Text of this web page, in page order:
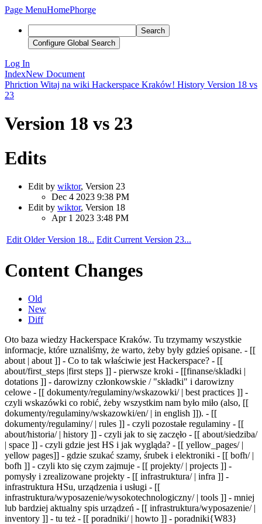
Page MenuHomePhorge
Search
Configure Global Search
Log In
IndexNew Document
Phriction Witaj na wiki Hackerspace Kraków! History Version 18 vs
23
Version 18 vs 23
Edits
Edit by wiktor, Version 23
Dec 4 2023 9:38 PM
Edit by wiktor, Version 18
Apr 1 2023 3:48 PM
Edit Older Version 18... Edit Current Version 23...
Content Changes
Old
New
Diff
Oto baza wiedzy Hackerspace Kraków. Tu trzymamy wszystkie
informacje, które uznaliśmy, że warto, żeby były gdzieś opisane. - [[
about | about ]] - Co to tak właściwie jest Hackerspace? - [[
about/first_steps |first steps ]] - pierwsze kroki - [[finanse/skladki |
dotations ]] - darowizny członkowskie / "składki" i darowizny
celowe - [[ dokumenty/regulaminy/wskazowki/ | best practices ]] -
czyli wskazówki co robić, żeby wszystkim nam było miło (also, [[
dokumenty/regulaminy/wskazowki/en/ | in english ]]). - [[
dokumenty/regulaminy/ | rules ]] - czyli pozostałe regulaminy - [[
about/historia/ | history ]] - czyli jak to się zaczęło - [[ about/siedziba/
| space ]] - czyli gdzie jest HS i jak wygląda? - [[ yellow_pages/ |
yellow pages]] - gdzie szukać szamy, śrubek i elektroniki - [[ bofh/ |
bofh ]] - czyli kto się czym zajmuje - [[ projekty/ | projects ]] -
pomysły i zrealizowane projekty - [[ infrastruktura/ | infra ]] -
infrastruktura HSu, urządzenia i usługi - [[
infrastruktura/wyposazenie/wysokotechnologiczny/ | tools ]] - mniej
lub bardziej aktualny spis urządzeń - [[ infrastruktura/wyposazenie/ |
inventory ]] - tu też - [[ poradniki/ | howto ]] - poradniki{W83}